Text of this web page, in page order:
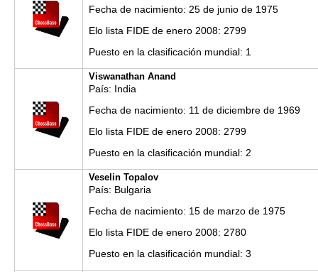
Fecha de nacimiento: 25 de junio de 1975
Elo lista FIDE de enero 2008: 2799
Puesto en la clasificación mundial: 1
Viswanathan Anand
País: India
Fecha de nacimiento: 11 de diciembre de 1969
Elo lista FIDE de enero 2008: 2799
Puesto en la clasificación mundial: 2
Veselin Topalov
País: Bulgaria
Fecha de nacimiento: 15 de marzo de 1975
Elo lista FIDE de enero 2008: 2780
Puesto en la clasificación mundial: 3